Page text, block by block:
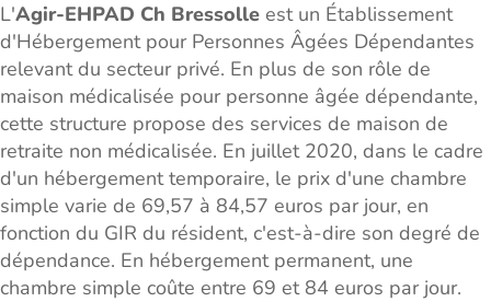
L'Agir-EHPAD Ch Bressolle est un Établissement
d'Hébergement pour Personnes Âgées Dépendantes
relevant du secteur privé. En plus de son rôle de
maison médicalisée pour personne âgée dépendante,
cette structure propose des services de maison de
retraite non médicalisée. En juillet 2020, dans le cadre
d'un hébergement temporaire, le prix d'une chambre
simple varie de 69,57 à 84,57 euros par jour, en
fonction du GIR du résident, c'est-à-dire son degré de
dépendance. En hébergement permanent, une
chambre simple coûte entre 69 et 84 euros par jour.